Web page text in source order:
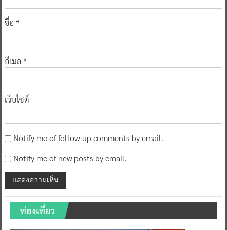
ชื่อ *
อีเมล *
เว็บไซต์
Notify me of follow-up comments by email.
Notify me of new posts by email.
ท่องเที่ยว